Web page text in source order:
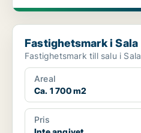
Fastighetsmark i Sala
Fastighetsmark i Sala
Fastighetsmark till salu i Sala
Areal
Ca. 1 700 m2
Pris